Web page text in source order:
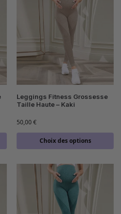
Leggings Fitness Grossesse
Taille Haute – Kaki
50,00€
Choix des options